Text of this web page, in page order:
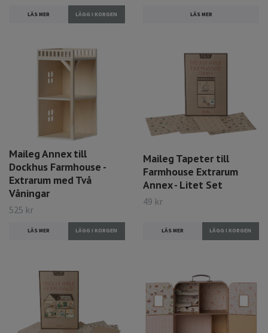
LÄS MER LÄS MER
Maileg Annex till
Dockhus Farmhouse -
Extrarum med Två
Våningar
525 kr
LÄS MER
Maileg Tapeter till
Farmhouse Extrarum
Annex - Litet Set
49 kr
LÄS MER